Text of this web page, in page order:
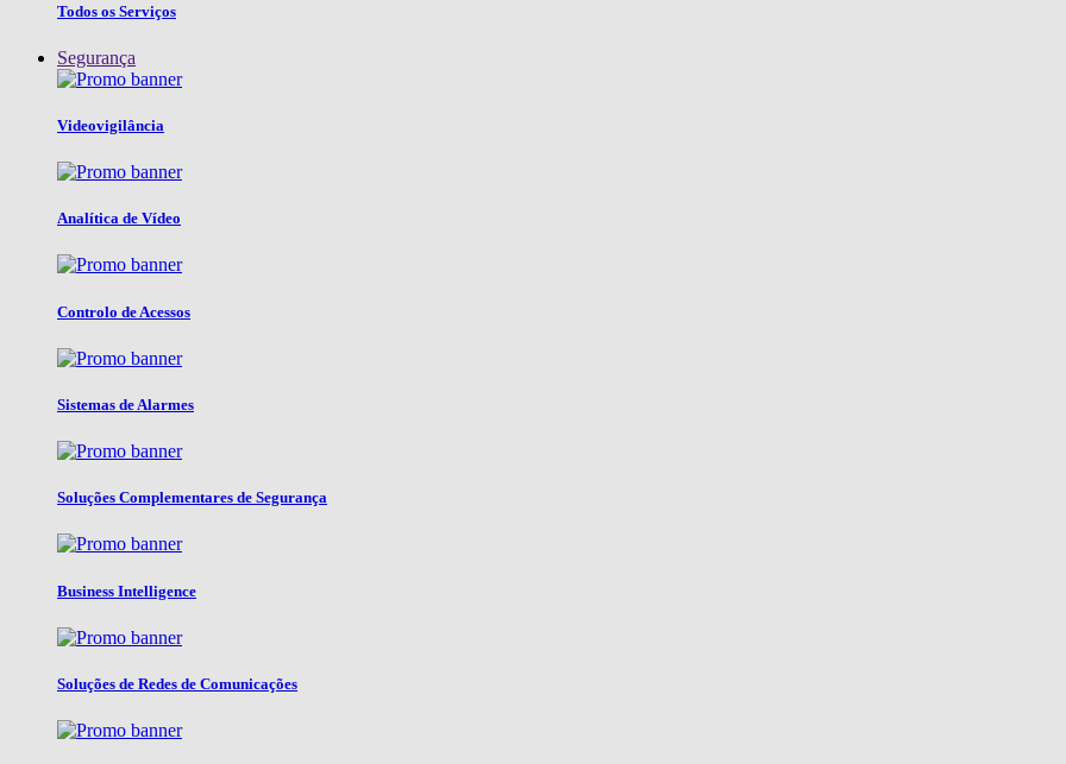
Todos os Serviços
Segurança
Videovigilância
Analítica de Vídeo
Controlo de Acessos
Sistemas de Alarmes
Soluções Complementares de Segurança
Business Intelligence
Soluções de Redes de Comunicações